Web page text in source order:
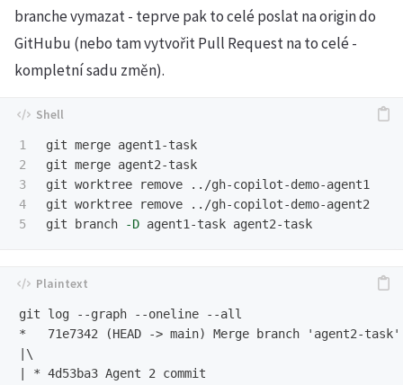
branche vymazat - teprve pak to celé poslat na origin do
GitHubu (nebo tam vytvořit Pull Request na to celé -
kompletní sadu změn).
1
2
3
4
git merge agent1-task
git merge agent2-task
git worktree remove ../gh-copilot-demo-agent1
git worktree remove ../gh-copilot-demo-agent2
git branch
-D
git log --graph --oneline --all
*   71e7342 (HEAD -> main) Merge branch 'agent2-task'
|\
| * 4d53ba3 Agent 2 commit